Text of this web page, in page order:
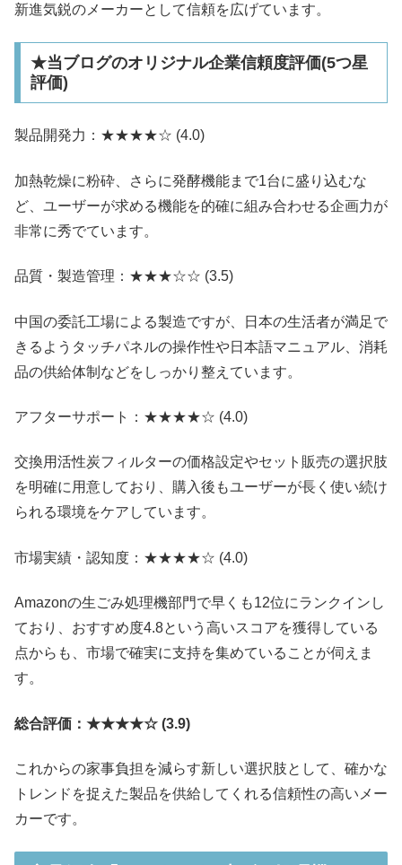
新進気鋭のメーカーとして信頼を広げています。
★当ブログのオリジナル企業信頼度評価(5つ星
評価)
製品開発力：★​★​★​★☆ (4.0)
加熱乾燥に粉砕、さらに発酵機能まで1台に盛り込むな
ど、ユーザーが求める機能を的確に組み合わせる企画力が
非常に秀でています。
品質・製造管理：★​★​★​☆☆ (3.5)
中国の委託工場による製造ですが、日本の生活者が満足で
きるようタッチパネルの操作性や日本語マニュアル、消耗
品の供給体制などをしっかり整えています。
アフターサポート：★​★​★​★☆ (4.0)
交換用活性炭フィルターの価格設定やセット販売の選択肢
を明確に用意しており、購入後もユーザーが長く使い続け
られる環境をケアしています。
市場実績・認知度：★​★​★​★☆ (4.0)
Amazonの生ごみ処理機部門で早くも12位にランクインし
ており、おすすめ度4.8という高いスコアを獲得している
点からも、市場で確実に支持を集めていることが伺えま
す。
総合評価：★​★​★​★☆ (3.9)
これからの家事負担を減らす新しい選択肢として、確かな
トレンドを捉えた製品を供給してくれる信頼性の高いメー
カーです。